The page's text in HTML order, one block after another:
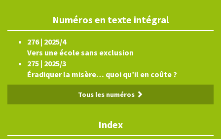
Numéros en texte intégral
276 | 2025/4
Vers une école sans exclusion
275 | 2025/3
Éradiquer la misère… quoi qu’il en coûte ?
Tous les numéros
Index